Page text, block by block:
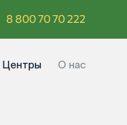
8 800 70 70 222
Центры О нас